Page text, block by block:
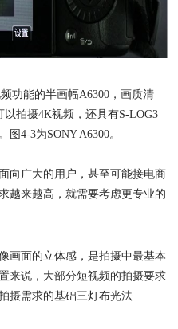
功能的半画幅A6300，画质清
以拍摄4K视频，还具有S-LOG3
4-3为SONY A6300。
向广大的用户，甚至可能接电商
越来越高，就需要考虑更专业的
画面的立体感，是拍摄中最基本
来说，大部分短视频的拍摄要求
摄需求的基础三灯布光法